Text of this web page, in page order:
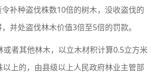
补种盗伐株数10倍的树木，没收盗伐的
并处盗伐林木价值3倍至5倍的罚款。
者其他林木，以立木材积计算0.5立方米
上的，由县级以上人民政府林业主管部